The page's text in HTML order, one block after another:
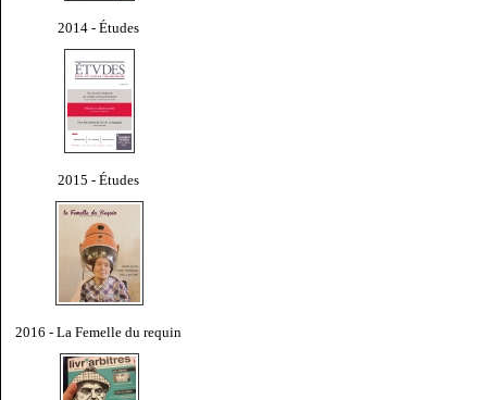
2014 - Études
2015 - Études
2016 - La Femelle du requin